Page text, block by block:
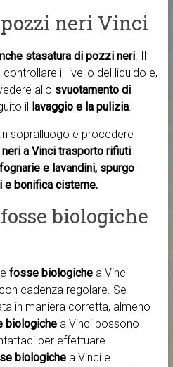
neri Vinci
stasatura di pozzi neri. Il
il livello del liquido e,
allo svuotamento di
il lavaggio e la pulizia.
sopralluogo e procedere
a Vinci trasporto rifiuti
e lavandini, spurgo
bonifica cisterne.
biologiche
fosse biologichea Vinci
cadenza regolare. Se
in maniera corretta, almeno
biologichea Vinci possono
per effettuare
biologichea Vinci e